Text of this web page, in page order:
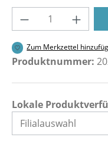
Produkt
Zum Merkzettel
Produktnummer:
Lokale